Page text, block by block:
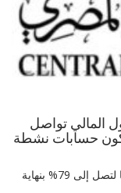
المالي تواصل
يمتلكون حسابات نشطة
واصلت معدلات الشمول المالي في مصر ارتفاعها لتصل إلى 79% بنهاية